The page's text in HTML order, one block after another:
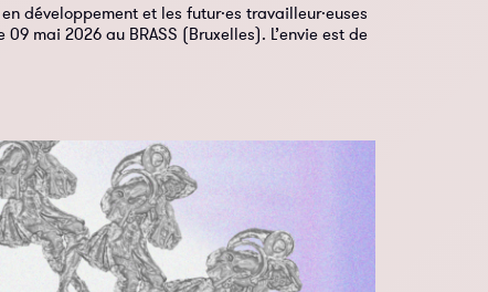
développement et les futur·es travailleur·euses
mai 2026 au BRASS (Bruxelles). L’envie est de